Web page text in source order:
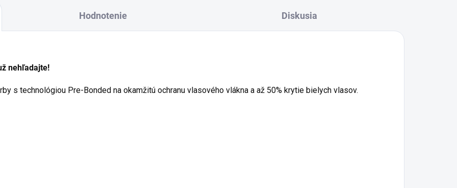
Hodnotenie Diskusia
nehľadajte!
s technológiou Pre-Bonded na okamžitú ochranu vlasového vlákna a až 50% krytie bielych vlasov.